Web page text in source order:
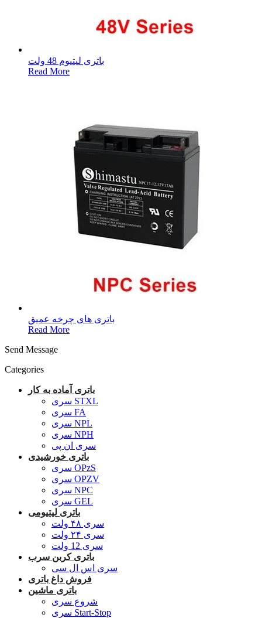
باتری لیتیوم 48 ولت
Read More
باتری های چرخه عمیق
Read More
Send Message
Categories
باتری آماده به کار
سری STXL
سری FA
سری NPL
سری NPH
سری ان پی
باتری خورشیدی
سری OPzS
سری OPZV
سری NPC
سری GEL
باتری لیتیومی
سری ۴۸ ولت
سری ۲۴ ولت
سری 12 ولت
باتری کربن سرب
سری اس ال سی
فروش داغ باتری
باتری ماشین
شروع سری
سری Start-Stop